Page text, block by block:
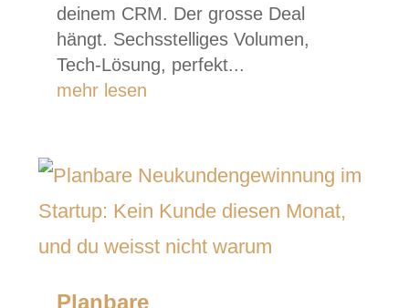
deinem CRM. Der grosse Deal
hängt. Sechsstelliges Volumen,
Tech-Lösung, perfekt...
mehr lesen
Planbare